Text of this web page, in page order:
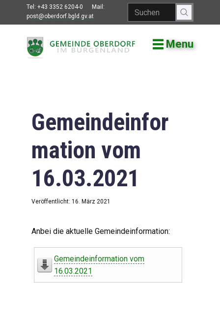
Tel: +43 3352 6204-0
Mail:
post@oberdorf.bgld.gv.at
Menu
Willkommen
Gemeindeamt
Gemeinderat
Bildung
Vereine
Leben in Oberdorf
Gemeindeinfor
mation vom
16.03.2021
Veröffentlicht: 16. März 2021
Anbei die aktuelle Gemeindeinformation:
Gemeindeinformation vom
16.03.2021